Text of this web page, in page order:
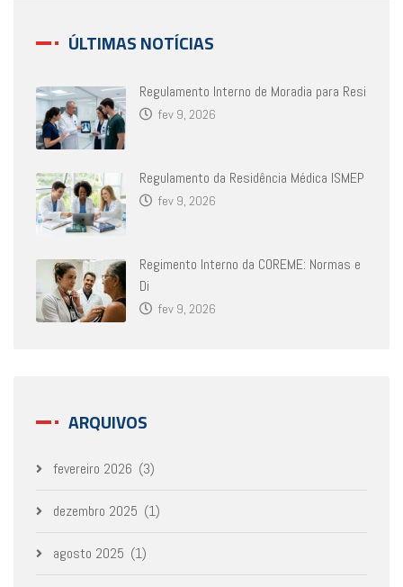
ÚLTIMAS NOTÍCIAS
Regulamento Interno de Moradia para Resi
fev 9, 2026
Regulamento da Residência Médica ISMEP
fev 9, 2026
Regimento Interno da COREME: Normas e
Di
fev 9, 2026
ARQUIVOS
fevereiro 2026 (3)
dezembro 2025 (1)
agosto 2025 (1)